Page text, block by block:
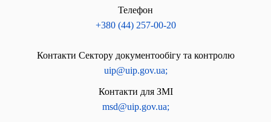
Телефон
+380 (44) 257-00-20
Контакти Сектору документообігу та контролю
uip@uip.gov.ua;
Контакти для ЗМІ
msd@uip.gov.ua;